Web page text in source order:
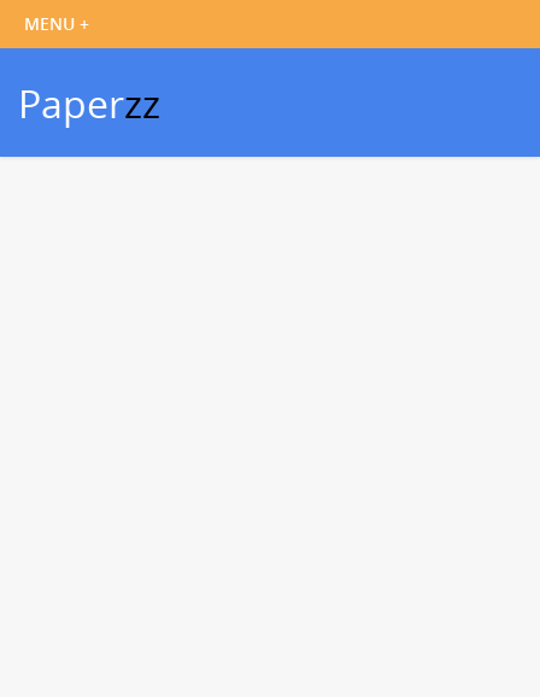
Paperzz